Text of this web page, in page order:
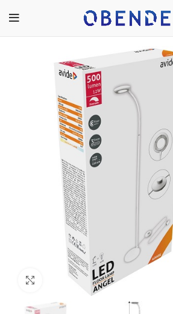
Click to enlarge